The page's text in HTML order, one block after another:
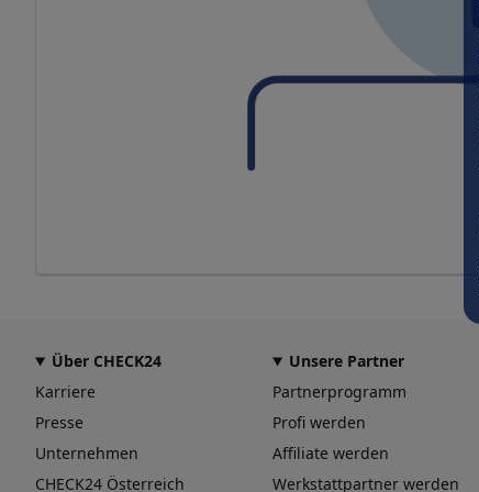
Über CHECK24
Karriere
Presse
Unternehmen
CHECK24 Österreich
Unsere Partner
Partnerprogramm
Profi werden
Affiliate werden
Werkstattpartner werden